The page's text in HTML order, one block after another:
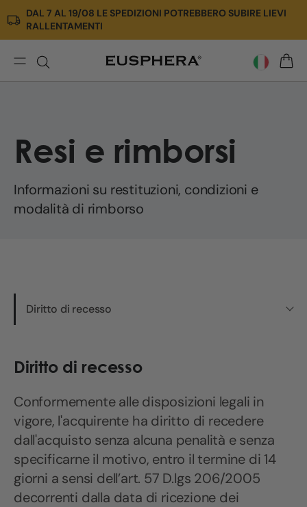
Vai
direttamente
ai
contenuti
DAL 7 AL 19/08 LE SPEDIZIONI POTREBBERO SUBIRE LIEVI
RALLENTAMENTI
Resi e rimborsi
Informazioni su restituzioni, condizioni e
modalità di rimborso
Diritto di recesso
Diritto di recesso
Conformemente alle disposizioni legali in
vigore, l'acquirente ha diritto di recedere
dall'acquisto senza alcuna penalità e senza
specificarne il motivo, entro il termine di 14
giorni a sensi dell’art. 57 D.lgs 206/2005
decorrenti dalla data di ricezione dei